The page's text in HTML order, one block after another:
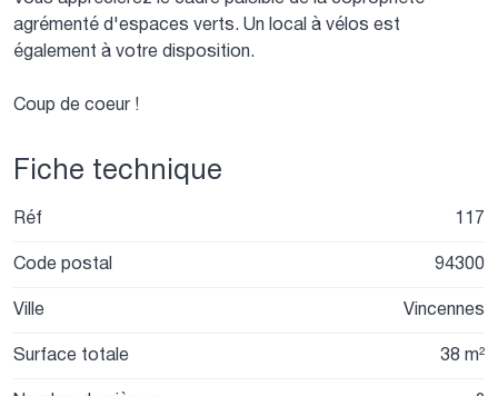
agrémenté d'espaces verts. Un local à vélos est
également à votre disposition.
Coup de coeur !
Fiche technique
Réf
117
Code postal
94300
Ville
Vincennes
Surface totale
38 m²